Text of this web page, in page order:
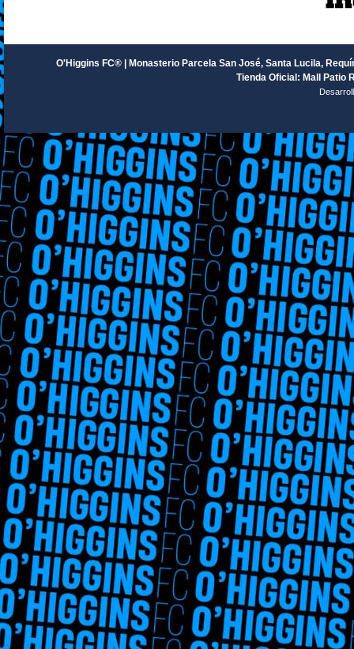
O'Higgins FC® | Monasterio Parcela San José, Santa Lucila,
Tienda Oficial: Mall Patio